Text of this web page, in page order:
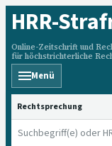
HRR-
Online-Zeitschrift und
für höchstrichterliche
Menü
HRRS durchsuchen